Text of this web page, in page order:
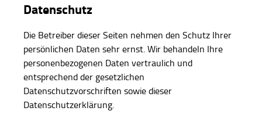
Datenschutz
Die Betreiber dieser Seiten nehmen den Schutz Ihrer
persönlichen Daten sehr ernst. Wir behandeln Ihre
personenbezogenen Daten vertraulich und
entsprechend der gesetzlichen
Datenschutzvorschriften sowie dieser
Datenschutzerklärung.